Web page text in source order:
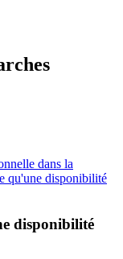
dans la
qu'une disponibilité
disponibilité